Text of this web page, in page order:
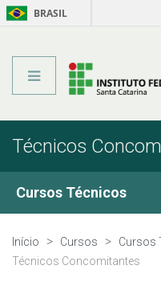
BRASIL
Técnicos
Cursos Técnicos
Cursos Técnicos
Início Cursos
Cursos
Técnicos Concomitantes